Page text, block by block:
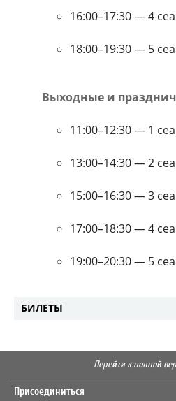
16:00–17:30 — 4
18:00–19:30 — 5
Выходные и
11:00–12:30 — 1
13:00–14:30 — 2
15:00–16:30 — 3
17:00–18:30 — 4
19:00–20:30 — 5
БИЛЕТЫ
Перейти к полной
Присоединиться